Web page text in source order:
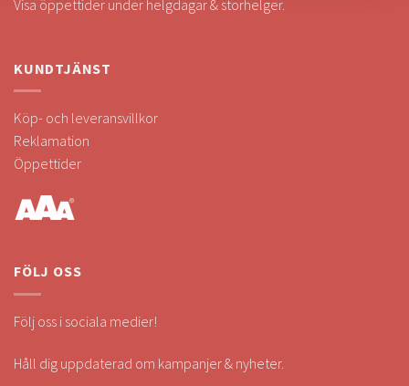
Visa öppettider under helgdagar & storhelger.
KUNDTJÄNST
Köp- och leveransvillkor
Reklamation
Öppettider
FÖLJ OSS
Följ oss i sociala medier!
Håll dig uppdaterad om kampanjer & nyheter.